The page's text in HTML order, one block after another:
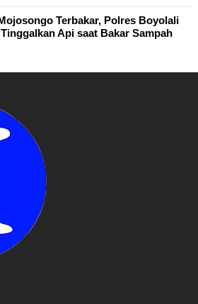
Terbakar, Polres Boyolali
Api saat Bakar Sampah